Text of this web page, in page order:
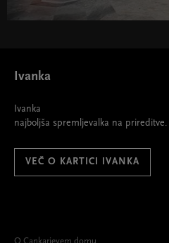
Ivanka
Ivanka
najboljša spremljevalka na prireditve.
VEČ O KARTICI IVANKA
O Cankarjevem domu